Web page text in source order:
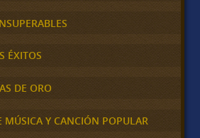
ÉXITOS
DE ORO
MÚSICA Y CANCIÓN POPULAR